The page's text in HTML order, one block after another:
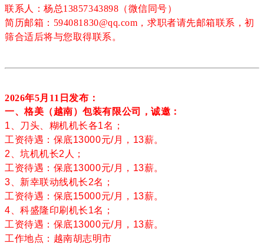
联系人：杨总13857343898（微信同号）
简历邮箱：594081830@qq.com，求职者请先邮箱联系，初
筛合适后将与您取得联系。
2026年5月11 日发布：
一、格美（越南）包装有限公司，诚邀：
1、刀头、糊机机长各1名；
工资待遇：保底13000元/月，13薪。
2、坑机机长2人；
工资待遇：保底13000元/月，13薪。
3、新幸联动线机长2名；
工资待遇：保底15000元/月，13薪。
4、科盛隆印刷机长1名；
工资待遇：保底13000元/月，13薪。
工作地点：越南胡志明市